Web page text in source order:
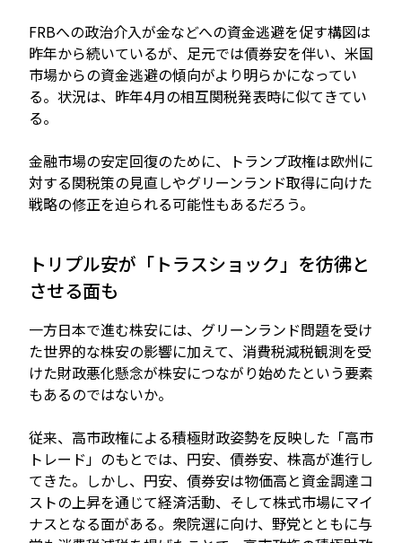
FRBへの政治介入が金などへの資金逃避を促す構図は
昨年から続いているが、足元では債券安を伴い、米国
市場からの資金逃避の傾向がより明らかになってい
る。状況は、昨年4月の相互関税発表時に似てきてい
る。
金融市場の安定回復のために、トランプ政権は欧州に
対する関税策の見直しやグリーンランド取得に向けた
戦略の修正を迫られる可能性もあるだろう。
トリプル安が「トラスショック」を彷彿と
させる面も
一方日本で進む株安には、グリーンランド問題を受け
た世界的な株安の影響に加えて、消費税減税観測を受
けた財政悪化懸念が株安につながり始めたという要素
もあるのではないか。
従来、高市政権による積極財政姿勢を反映した「高市
トレード」のもとでは、円安、債券安、株高が進行し
てきた。しかし、円安、債券安は物価高と資金調達コ
ストの上昇を通じて経済活動、そして株式市場にマイ
ナスとなる面がある。衆院選に向け、野党とともに与